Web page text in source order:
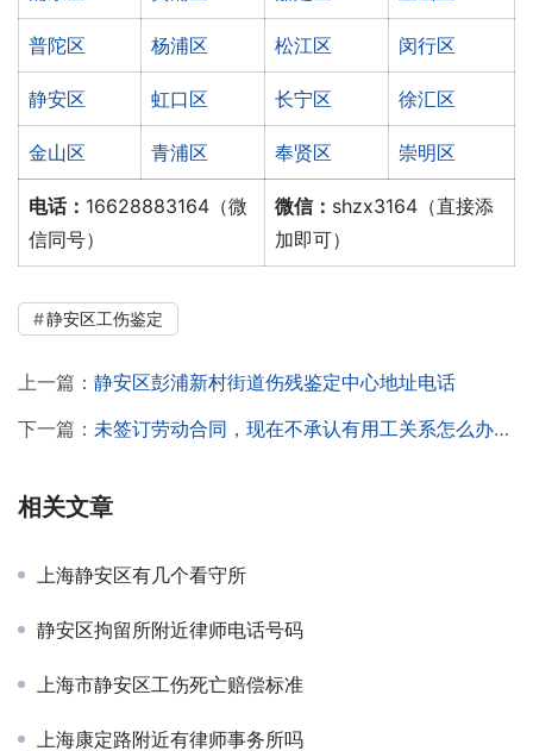
普陀区 杨浦区 松江区 闵行区
静安区 虹口区 长宁区 徐汇区
金山区 青浦区 奉贤区 崇明区
电话： 16628883164（微
信同号）
微信： shzx3164（直接添
加即可）
静安区工伤鉴定
上一篇： 静安区彭浦新村街道伤残鉴定中心地址电话
下一篇： 未签订劳动合同，现在不承认有用工关系怎么办，是静安区的一家公司
相关文章
上海静安区有几个看守所
静安区拘留所附近律师电话号码
上海市静安区工伤死亡赔偿标准
上海康定路附近有律师事务所吗